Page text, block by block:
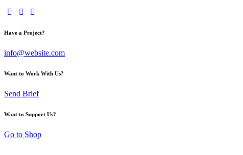
Have a Project?
info@website.com
Want to Work With Us?
Send Brief
Want to Support Us?
Go to Shop